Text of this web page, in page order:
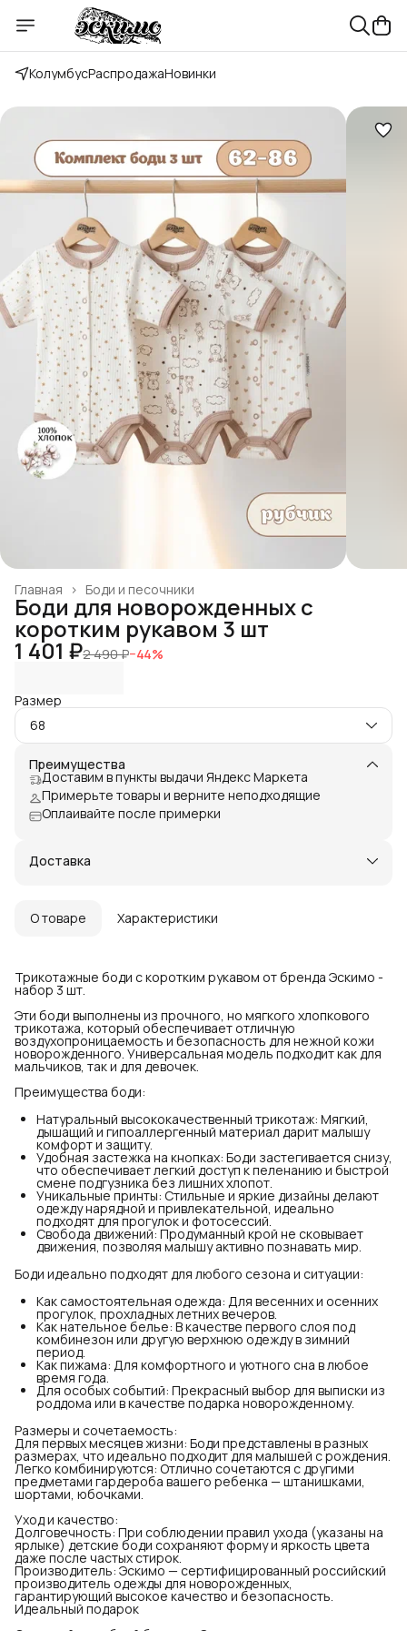
КолумбусРаспродажаНовинки
Боди и песочники
Главная ›
Боди для новорожденных с
коротким рукавом 3 шт
1 401 ₽2 490 ₽−44%
Размер
68
Преимущества
Доставим в пункты выдачи Яндекс Маркета
Примерьте товары и верните неподходящие
Оплаивайте после примерки
Доставка
О товаре Характеристики
Трикотажные боди с коротким рукавом от бренда Эскимо -
набор 3 шт.
Эти боди выполнены из прочного, но мягкого хлопкового
трикотажа, который обеспечивает отличную
воздухопроницаемость и безопасность для нежной кожи
новорожденного. Универсальная модель подходит как для
мальчиков, так и для девочек.
Преимущества боди:
Натуральный высококачественный трикотаж: Мягкий,
дышащий и гипоаллергенный материал дарит малышу
комфорт и защиту.
Удобная застежка на кнопках: Боди застегивается снизу,
что обеспечивает легкий доступ к пеленанию и быстрой
смене подгузника без лишних хлопот.
Уникальные принты: Стильные и яркие дизайны делают
одежду нарядной и привлекательной, идеально
подходят для прогулок и фотосессий.
Свобода движений: Продуманный крой не сковывает
движения, позволяя малышу активно познавать мир.
Боди идеально подходят для любого сезона и ситуации:
Как самостоятельная одежда: Для весенних и осенних
прогулок, прохладных летних вечеров.
Как нательное белье: В качестве первого слоя под
комбинезон или другую верхнюю одежду в зимний
период.
Как пижама: Для комфортного и уютного сна в любое
время года.
Для особых событий: Прекрасный выбор для выписки из
роддома или в качестве подарка новорожденному.
Размеры и сочетаемость:
Для первых месяцев жизни: Боди представлены в разных
размерах, что идеально подходит для малышей с рождения.
Легко комбинируются: Отлично сочетаются с другими
предметами гардероба вашего ребенка — штанишками,
шортами, юбочками.
Уход и качество:
Долговечность: При соблюдении правил ухода (указаны на
ярлыке) детские боди сохраняют форму и яркость цвета
даже после частых стирок.
Производитель: Эскимо — сертифицированный российский
производитель одежды для новорожденных,
гарантирующий высокое качество и безопасность.
Идеальный подарок